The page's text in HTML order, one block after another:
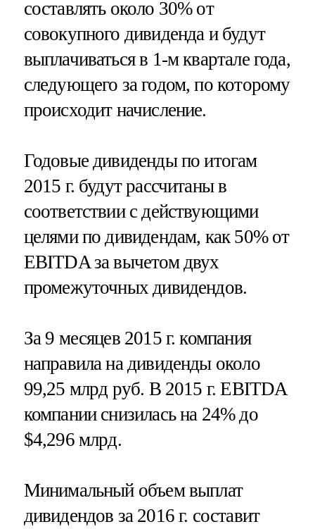
составлять около 30% от
совокупного дивиденда и будут
выплачиваться в 1-м квартале года,
следующего за годом, по которому
происходит начисление.
Годовые дивиденды по итогам
2015 г. будут рассчитаны в
соответствии с действующими
целями по дивидендам, как 50% от
EBITDA за вычетом двух
промежуточных дивидендов.
За 9 месяцев 2015 г. компания
направила на дивиденды около
99,25 млрд руб. В 2015 г. EBITDA
компании снизилась на 24% до
$4,296 млрд.
Минимальный объем выплат
дивидендов за 2016 г. составит